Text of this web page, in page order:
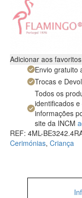
Adicionar aos favoritos
Envio gratuito
Trocas e
Todos os
identificados
informações
site da INCM
REF: 4ML-
Cerimónias, Criança